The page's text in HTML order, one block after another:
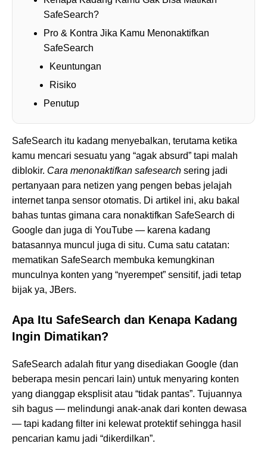
SafeSearch?
Pro & Kontra Jika Kamu Menonaktifkan
SafeSearch
Keuntungan
Risiko
Penutup
SafeSearch itu kadang menyebalkan, terutama ketika
kamu mencari sesuatu yang “agak absurd” tapi malah
diblokir. Cara menonaktifkan safesearch sering jadi
pertanyaan para netizen yang pengen bebas jelajah
internet tanpa sensor otomatis. Di artikel ini, aku bakal
bahas tuntas gimana cara nonaktifkan SafeSearch di
Google dan juga di YouTube — karena kadang
batasannya muncul juga di situ. Cuma satu catatan:
mematikan SafeSearch membuka kemungkinan
munculnya konten yang “nyerempet” sensitif, jadi tetap
bijak ya, JBers.
Apa Itu SafeSearch dan Kenapa Kadang
Ingin Dimatikan?
SafeSearch adalah fitur yang disediakan Google (dan
beberapa mesin pencari lain) untuk menyaring konten
yang dianggap eksplisit atau “tidak pantas”. Tujuannya
sih bagus — melindungi anak-anak dari konten dewasa
— tapi kadang filter ini kelewat protektif sehingga hasil
pencarian kamu jadi “dikerdilkan”.